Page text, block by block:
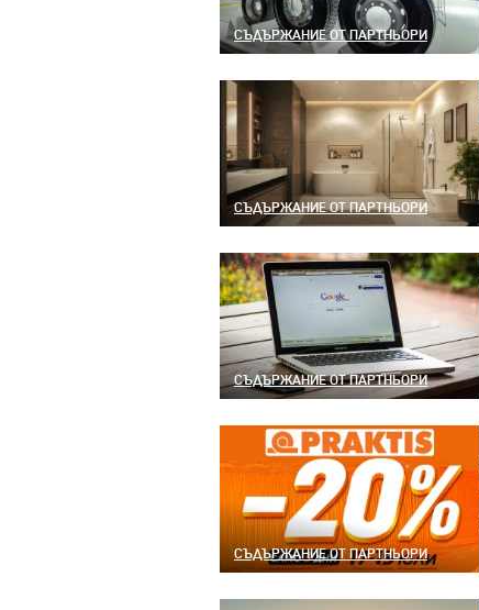
СЪДЪРЖАНИЕ ОТ ПАРТНЬОРИ
СЪДЪРЖАНИЕ ОТ ПАРТНЬОРИ
СЪДЪРЖАНИЕ ОТ ПАРТНЬОРИ
СЪДЪРЖАНИЕ ОТ ПАРТНЬОРИ